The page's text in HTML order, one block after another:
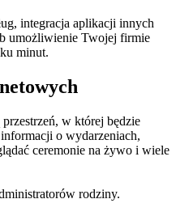
integracja aplikacji innych
umożliwienie Twojej firmie
minut.
przestrzeń, w której będzie
o wydarzeniach,
ceremonie na żywo i wiele
rodziny.